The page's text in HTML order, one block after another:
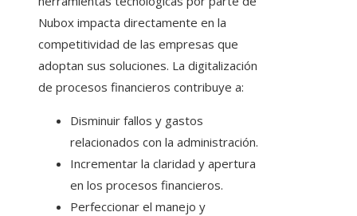
Nubox impacta directamente en la
competitividad de las empresas que
adoptan sus soluciones. La digitalización
de procesos financieros contribuye a:
Disminuir fallos y gastos
relacionados con la administración.
Incrementar la claridad y apertura
en los procesos financieros.
Perfeccionar el manejo y